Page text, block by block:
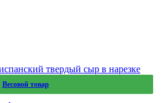
Весовой товар